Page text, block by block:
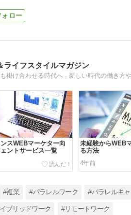
ライフスタイルマガジン
掛け合わせる時代へ - 新しい時代の働き方
スWEBマーケター向
ントサービス一覧
未経験からWEB
る方法
4年前
#複業 #パラレルワーク #パラレルキ
ブリッドワーク #リモートワーク